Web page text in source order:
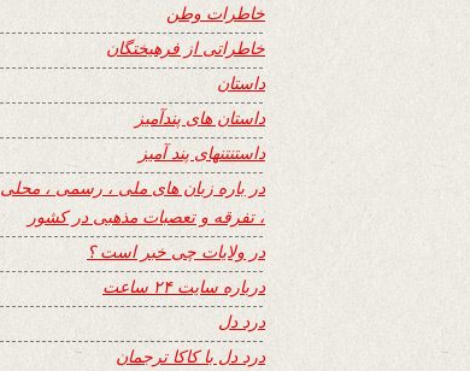
خاطرات وطن
خاطراتی از فرهیختگان
داستان
داستان های پندآمیز
داستنتنهای پند آمیز
در باره زبان های ملی ، رسمی ، محلی
، تفرقه و تعصبات مذهبی در کشور
در ولایات چی خبر است ؟
درباره سایت ۲۴ ساعت
درد دل
درد دل با کاکا ترجمان